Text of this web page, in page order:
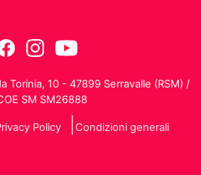
Torinia, 10 - 47899 Serravalle (RSM) /
SM SM26888
Policy Condizioni generali